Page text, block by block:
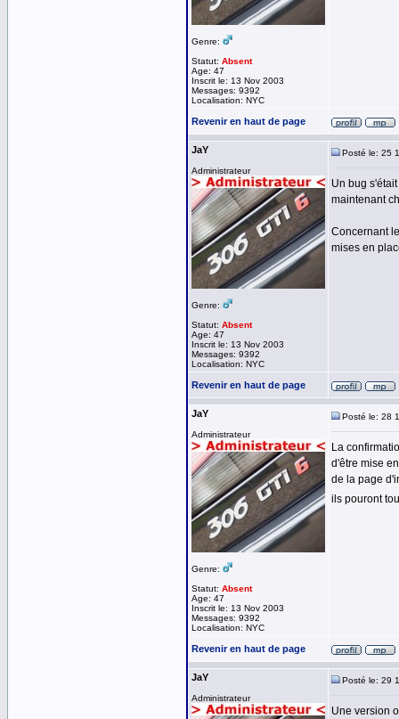
Genre:
Statut: Absent
Age: 47
Inscrit le: 13 Nov 2003
Messages: 9392
Localisation: NYC
Revenir en haut de page
JaY
Administrateur
Genre:
Statut: Absent
Age: 47
Inscrit le: 13 Nov 2003
Messages: 9392
Localisation: NYC
Posté le: 25
Un bug
maintenant
Concernant
mises en
Revenir en haut de page
JaY
Administrateur
Genre:
Statut: Absent
Age: 47
Inscrit le: 13 Nov 2003
Messages: 9392
Localisation: NYC
Posté le: 28
La
d'être mise
de la page
ils pouront
Revenir en haut de page
JaY
Administrateur
Posté le: 29
Une version